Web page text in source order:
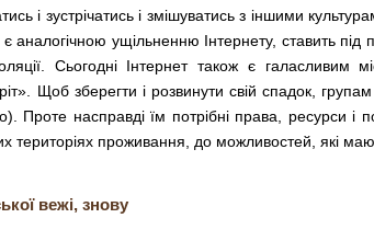
і зустрічатись і змішуватись з іншими
є аналогічною ущільненню Інтернету, ставить
Сьогодні Інтернет також є
Щоб зберегти і розвинути свій спадок,
Проте насправді їм потрібні права, ресурси і
територіях проживання, до можливостей, які
вежі, знову